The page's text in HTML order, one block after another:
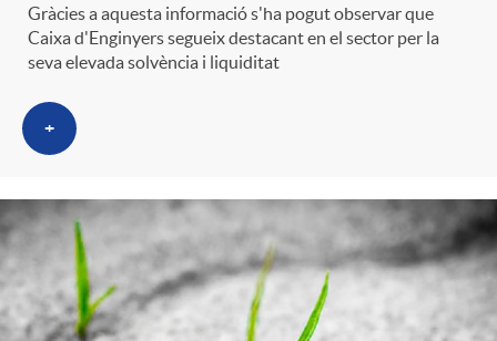
a
s
Gràcies a aquesta informació s'ha pogut observar que
Caixa d'Enginyers segueix destacant en el sector per la
seva elevada solvència i liquiditat
+